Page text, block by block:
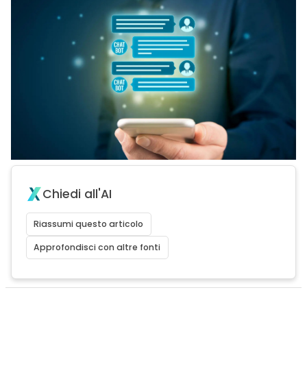
Chiedi all'AI
Riassumi questo articolo
Approfondisci con altre fonti